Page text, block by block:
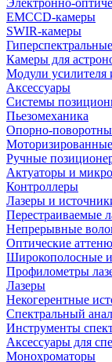
Электронно-
EMCCD-камеры
SWIR-камеры
Камеры для
Модули усилителя
Аксессуары
Системы
Пьезомеханика
Опорно-
Ручные
Актуаторы и
Контроллеры
Лазеры и
Перестраиваемые
Непрерывные
Оптические
Широкополосные
Профилометры
Лазеры
Некогерентные
Спектральный
Инструменты
Аксессуары для
Монохроматоры